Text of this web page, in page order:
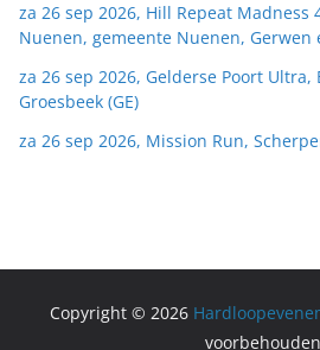
za 26 sep 2026, Hill Repeat
Nuenen, gemeente Nuenen, Gerwen
za 26 sep 2026, Gelderse Poort
Groesbeek (GE)
za 26 sep 2026, Mission Run,
Copyright © 2026